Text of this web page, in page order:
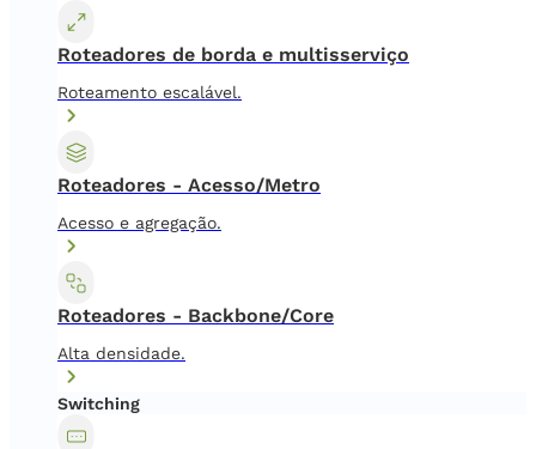
Roteadores de borda e multisserviço
Roteamento escalável.
Roteadores - Acesso/Metro
Acesso e agregação.
Roteadores - Backbone/Core
Alta densidade.
Switching